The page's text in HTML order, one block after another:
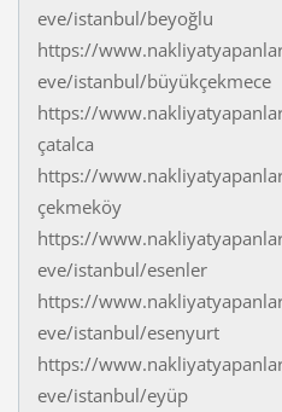
eve/istanbul/beyoğlu
https://
eve/istanbul/büyükçekmece
https://
çatalca
https://
çekmeköy
https://
eve/istanbul/esenler
https://
eve/istanbul/esenyurt
https://
eve/istanbul/eyüp